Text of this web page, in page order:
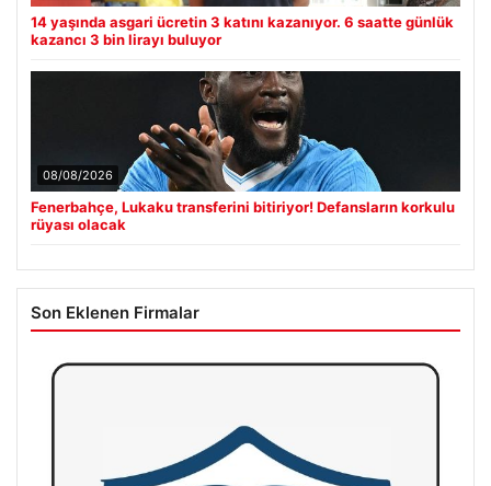
14 yaşında asgari ücretin 3 katını kazanıyor. 6 saatte günlük
kazancı 3 bin lirayı buluyor
08/08/2026
Fenerbahçe, Lukaku transferini bitiriyor! Defansların korkulu
rüyası olacak
Son Eklenen Firmalar